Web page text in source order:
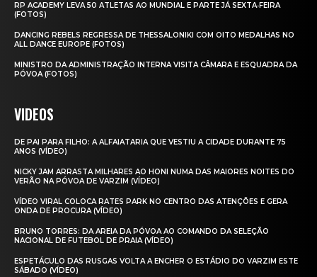
RP ACADEMY LEVA 50 ATLETAS AO MUNDIAL E PARTE JÁ SEXTA‑FEIRA
(FOTOS)
DANCING REBELS REGRESSA DE THESSALONIKI COM OITO MEDALHAS NO
ALL DANCE EUROPE (FOTOS)
MINISTRO DA ADMINISTRAÇÃO INTERNA VISITA CÂMARA E ESQUADRA DA
PÓVOA (FOTOS)
VIDEOS
DE PAI PARA FILHO: A ALFAIATARIA QUE VESTIU A CIDADE DURANTE 75
ANOS (VÍDEO)
NICKY JAM ARRASTA MILHARES AO HONI NUMA DAS MAIORES NOITES DO
VERÃO NA PÓVOA DE VARZIM (VÍDEO)
VÍDEO VIRAL COLOCA RATES PARK NO CENTRO DAS ATENÇÕES E GERA
ONDA DE PROCURA (VÍDEO)
BRUNO TORRES: DA AREIA DA PÓVOA AO COMANDO DA SELEÇÃO
NACIONAL DE FUTEBOL DE PRAIA (VÍDEO)
ESPETÁCULO DAS RUSGAS VOLTA A ENCHER O ESTÁDIO DO VARZIM ESTE
SÁBADO (VÍDEO)